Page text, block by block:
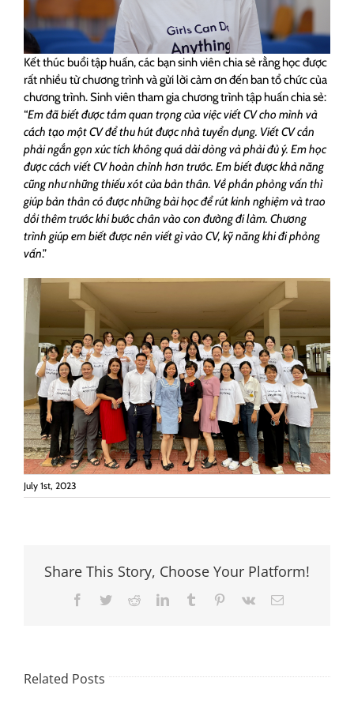
Kết thúc buổi tập huấn, các bạn sinh viên chia sẻ rằng học được
rất nhiều từ chương trình và gửi lời cảm ơn đến ban tổ chức của
chương trình. Sinh viên tham gia chương trình tập huấn chia sẻ:
“Em đã biết được tầm quan trọng của việc viết CV cho mình và
cách tạo một CV để thu hút được nhà tuyển dụng. Viết CV cần
phải ngắn gọn xúc tích không quá dài dòng và phải đủ ý. Em học
được cách viết CV hoàn chỉnh hơn trước. Em biết được khả năng
cũng như những thiếu xót của bản thân. Về phần phỏng vấn thì
giúp bản thân có được những bài học để rút kinh nghiệm và trao
dồi thêm trước khi bước chân vào con đường đi làm. Chương
trình giúp em biết được nên viết gì vào CV, kỹ năng khi đi phỏng
vấn.”
July 1st, 2023
Share This Story, Choose Your Platform!
Facebook
TwitterRedditLinkedInTumblr Pinterest
Vk Email
Related Posts